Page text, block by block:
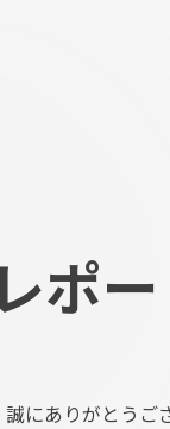
ポ
にありがとうご